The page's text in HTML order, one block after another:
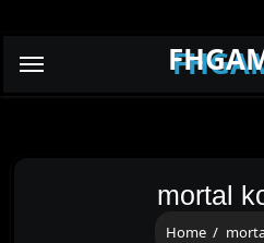
mortal
Home